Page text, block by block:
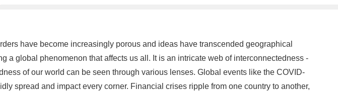
have become increasingly porous and ideas have transcended geographical
a global phenomenon that affects us all. It is an intricate web of interconnectedness -
of our world can be seen through various lenses. Global events like the COVID-
spread and impact every corner. Financial crises ripple from one country to another,